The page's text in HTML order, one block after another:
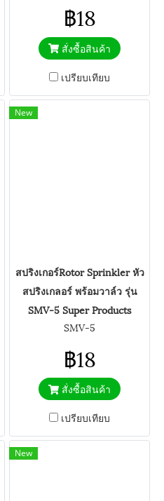
฿18
สั่งซื้อสินค้า
เปรียบเทียบ
New
สปริงเกอร์Rotor Sprinkler หัว
สปริงเกลอร์ พร้อมวาล์ว รุ่น
SMV-5 Super Products
SMV-5
฿18
สั่งซื้อสินค้า
เปรียบเทียบ
New